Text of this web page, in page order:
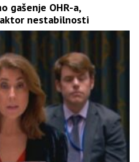
gašenje OHR-a,
nestabilnosti